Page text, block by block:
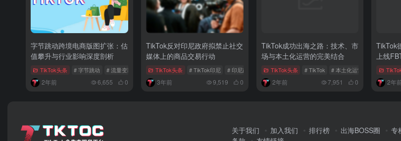
字节跳动跨境电商版图扩张：估
值攀升与行业影响深度剖析
TikTok头条 # 字节跳动 # 流量变现 # 商业模式创新
2年前 6,655 0
TikTok反对印尼政府拟禁止社交
媒体上的商品交易行动
TikTok头条 # TikTok印尼 # 印尼政府 # 商品交易
3年前 9,519 0
TikTok成功出海之路：技术、市
场与本土化运营的完美结合
TikTok头条 # TikTok # 本土化运营 # 出海案例
2年前 7,951 0
TikTok
上线
2年
关于我们 加入我们 排行榜 出海BOSS圈 专